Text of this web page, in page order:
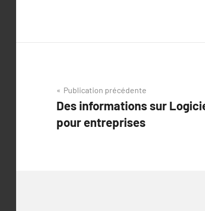
Navigation
de
l’article
Publication précédente
Des informations sur
pour entreprises